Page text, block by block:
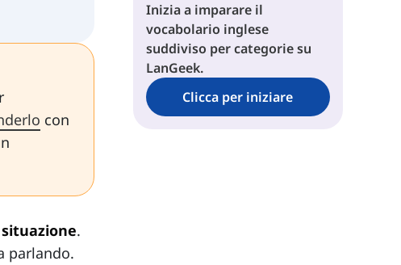
con
.
parlando.
Inizia a imparare il
vocabolario inglese
suddiviso per categorie su
LanGeek.
Clicca per iniziare